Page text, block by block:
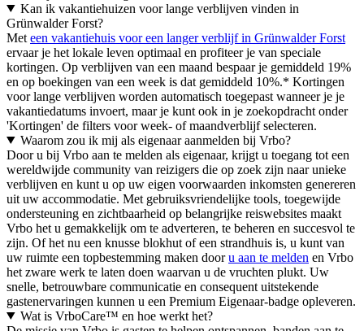
Kan ik vakantiehuizen voor lange verblijven vinden in
Grünwalder Forst?
Met een vakantiehuis voor een langer verblijf in Grünwalder Forst
ervaar je het lokale leven optimaal en profiteer je van speciale
kortingen. Op verblijven van een maand bespaar je gemiddeld 19%
en op boekingen van een week is dat gemiddeld 10%.* Kortingen
voor lange verblijven worden automatisch toegepast wanneer je je
vakantiedatums invoert, maar je kunt ook in je zoekopdracht onder
'Kortingen' de filters voor week- of maandverblijf selecteren.
Waarom zou ik mij als eigenaar aanmelden bij Vrbo?
Door u bij Vrbo aan te melden als eigenaar, krijgt u toegang tot een
wereldwijde community van reizigers die op zoek zijn naar unieke
verblijven en kunt u op uw eigen voorwaarden inkomsten genereren
uit uw accommodatie. Met gebruiksvriendelijke tools, toegewijde
ondersteuning en zichtbaarheid op belangrijke reiswebsites maakt
Vrbo het u gemakkelijk om te adverteren, te beheren en succesvol te
zijn. Of het nu een knusse blokhut of een strandhuis is, u kunt van
uw ruimte een topbestemming maken dooru aan te melden en Vrbo
het zware werk te laten doen waarvan u de vruchten plukt. Uw
snelle, betrouwbare communicatie en consequent uitstekende
gastenervaringen kunnen u een Premium Eigenaar-badge opleveren.
Wat is VrboCare™ en hoe werkt het?